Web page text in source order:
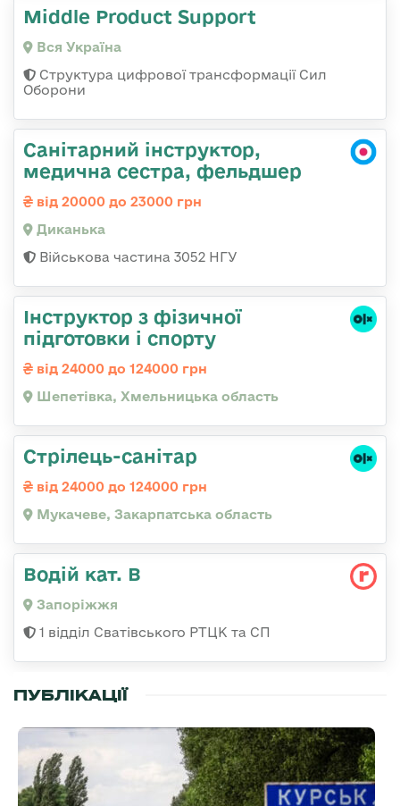
Middle Product Support
Вся Україна
Структура цифрової трансформації Сил
Оборони
Санітарний інструктор,
медична сестра, фельдшер
від 20000 до 23000 грн
Диканька
Військова частина 3052 НГУ
Інструктор з фізичної
підготовки і спорту
від 24000 до 124000 грн
Шепетівка, Хмельницька область
Стрілець-санітар
від 24000 до 124000 грн
Мукачеве, Закарпатська область
Водій кат. В
Запоріжжя
1 відділ Сватівського РТЦК та СП
ПУБЛІКАЦІЇ